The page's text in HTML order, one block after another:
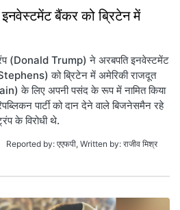
बैंकर को ब्रिटेन में
ट्रंप (Donald Trump) ने अरबपति इनवेस्टमेंट
को ब्रिटेन में अमेरिकी राजदूत
के लिए अपनी पसंद के रूप में नामित किया
पार्टी को दान देने वाले बिजनेसमैन रहे
के विरोधी थे.
Reported by: एएफपी, Written by: राजीव मिश्र